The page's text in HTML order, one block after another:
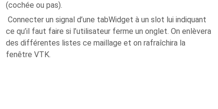
(cochée ou pas).
Connecter un signal d’une tabWidget à un slot lui indiquant
ce qu’il faut faire si l’utilisateur ferme un onglet. On enlèvera
des différentes listes ce maillage et on rafraîchira la
fenêtre VTK.